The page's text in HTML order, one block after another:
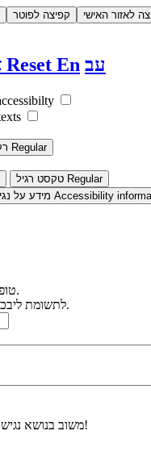
קפיצה לפוטר לאזור האישי
Reset En עב
Regular
Regular
Accessibility
טופס זה נועד להזנת משוב בנושא נגישות בלבד.
לתשומת ליבכם – לא יינתן מענה לפניות בנושאים אחרים.
משוב בנושא נגישות נשלח בהצלחה, תודה על שיתוף הפעולה!